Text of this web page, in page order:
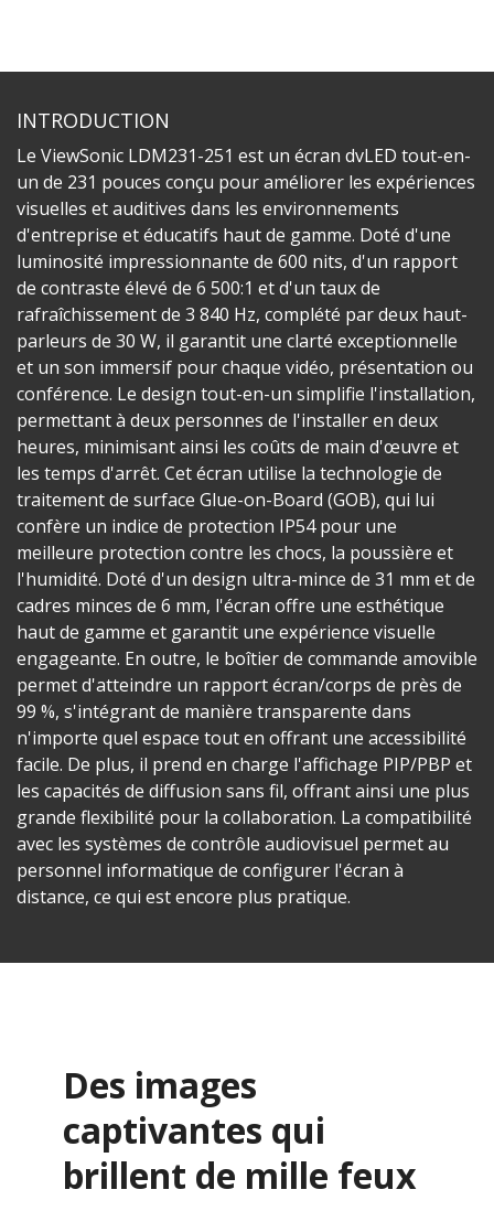
INTRODUCTION
Le ViewSonic LDM231-251 est un écran dvLED tout-en-
un de 231 pouces conçu pour améliorer les expériences
visuelles et auditives dans les environnements
d'entreprise et éducatifs haut de gamme. Doté d'une
luminosité impressionnante de 600 nits, d'un rapport
de contraste élevé de 6 500:1 et d'un taux de
rafraîchissement de 3 840 Hz, complété par deux haut-
parleurs de 30 W, il garantit une clarté exceptionnelle
et un son immersif pour chaque vidéo, présentation ou
conférence. Le design tout-en-un simplifie l'installation,
permettant à deux personnes de l'installer en deux
heures, minimisant ainsi les coûts de main d'œuvre et
les temps d'arrêt. Cet écran utilise la technologie de
traitement de surface Glue-on-Board (GOB), qui lui
confère un indice de protection IP54 pour une
meilleure protection contre les chocs, la poussière et
l'humidité. Doté d'un design ultra-mince de 31 mm et de
cadres minces de 6 mm, l'écran offre une esthétique
haut de gamme et garantit une expérience visuelle
engageante. En outre, le boîtier de commande amovible
permet d'atteindre un rapport écran/corps de près de
99 %, s'intégrant de manière transparente dans
n'importe quel espace tout en offrant une accessibilité
facile. De plus, il prend en charge l'affichage PIP/PBP et
les capacités de diffusion sans fil, offrant ainsi une plus
grande flexibilité pour la collaboration. La compatibilité
avec les systèmes de contrôle audiovisuel permet au
personnel informatique de configurer l'écran à
distance, ce qui est encore plus pratique.
Des images
captivantes qui
brillent de mille feux